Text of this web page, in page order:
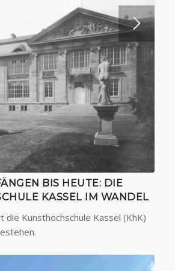
BIS HEUTE: DIE
KASSEL IM WANDEL
die Kunsthochschule Kassel (KhK)